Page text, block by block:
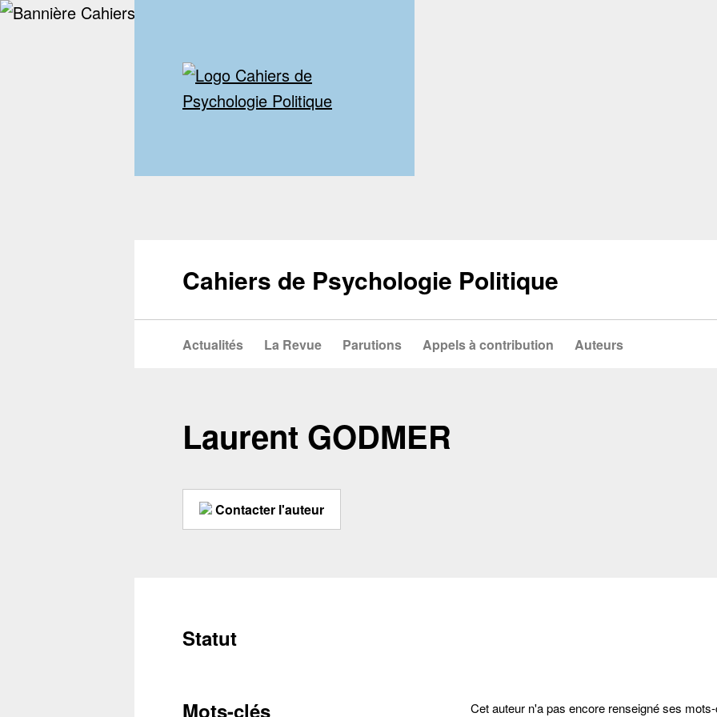
Cahiers de Psychologie Politique
Actualités La Revue Parutions Appels à contribution Auteurs
Laurent GODMER
Contacter l'auteur
Statut
Mots-clés Cet auteur n'a pas encore renseigné ses